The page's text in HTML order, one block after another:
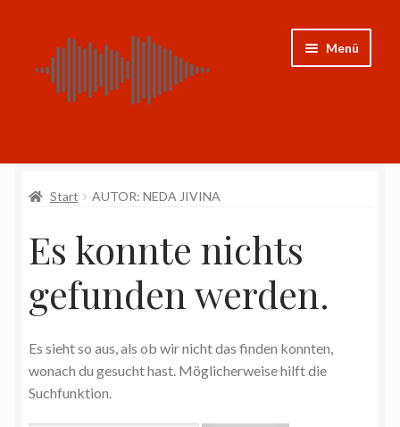
Navigation
springen
Inhalt
springen
Menü
CDs
Noten
Weitere Projekte
Impressum
Start AUTOR: NEDA JIVINA
Es konnte nichts
gefunden werden.
Es sieht so aus, als ob wir nicht das finden konnten,
wonach du gesucht hast. Möglicherweise hilft die
Suchfunktion.